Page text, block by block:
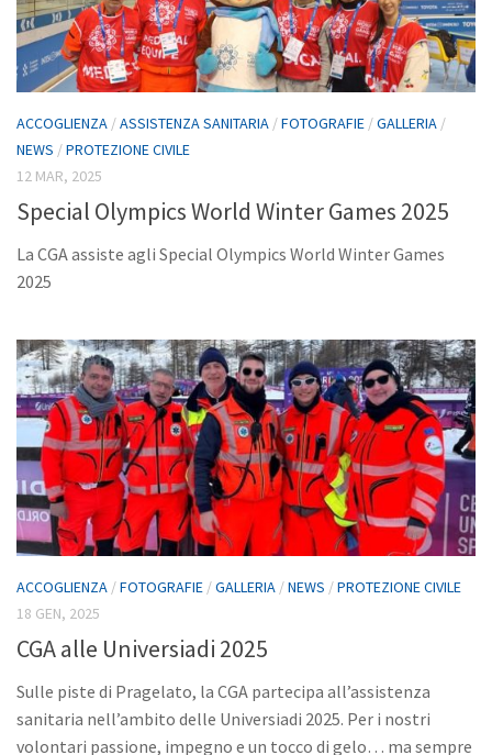
ACCOGLIENZA /ASSISTENZA SANITARIA /FOTOGRAFIE /GALLERIA /
NEWS /PROTEZIONE CIVILE
12 MAR, 2025
Special Olympics World Winter Games 2025
La CGA assiste agli Special Olympics World Winter Games
2025
ACCOGLIENZA /FOTOGRAFIE /GALLERIA /NEWS /PROTEZIONE CIVILE
18 GEN, 2025
CGA alle Universiadi 2025
Sulle piste di Pragelato, la CGA partecipa all’assistenza
sanitaria nell’ambito delle Universiadi 2025. Per i nostri
volontari passione, impegno e un tocco di gelo… ma sempre